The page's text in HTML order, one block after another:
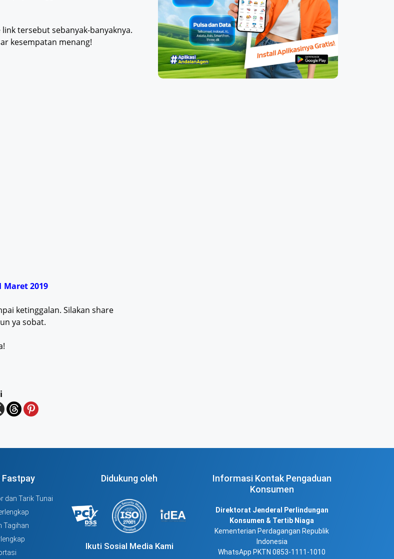
tersebut sebanyak-banyaknya.
kesempatan menang!
2019
ketinggalan. Silakan share
ya sobat.
Fastpay
dan Tarik Tunai
Tagihan
Didukung oleh
Ikuti Sosial Media Kami
Informasi Kontak Pengaduan
Konsumen
Direktorat Jenderal Perlindungan
Konsumen & Tertib Niaga
Kementerian Perdagangan Republik
Indonesia
WhatsApp PKTN 0853-1111-1010